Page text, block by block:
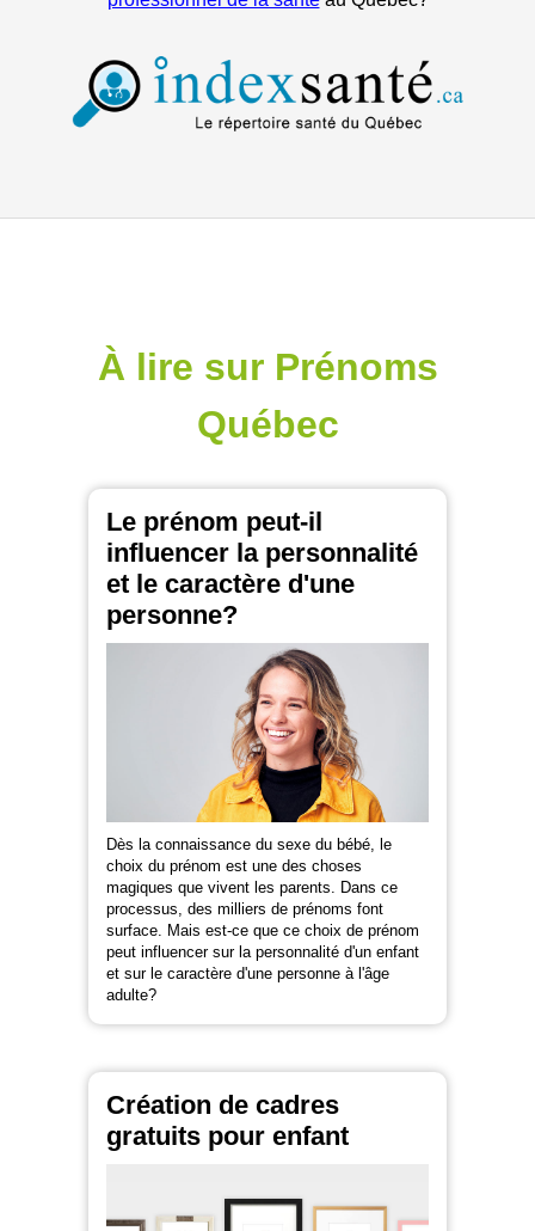
À lire sur Prénoms
Québec
Le prénom peut-il
influencer la personnalité
et le caractère d'une
personne?
Dès la connaissance du sexe du bébé, le
choix du prénom est une des choses
magiques que vivent les parents. Dans ce
processus, des milliers de prénoms font
surface. Mais est-ce que ce choix de prénom
peut influencer sur la personnalité d'un enfant
et sur le caractère d'une personne à l'âge
adulte?
Création de cadres
gratuits pour enfant